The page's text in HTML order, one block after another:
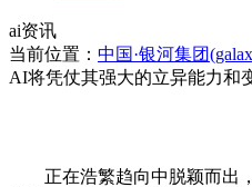
ai资讯
当前位置： 中国·银河集团
AI将凭仗其强大的立异能力和
正在浩繁趋向中脱颖而出，